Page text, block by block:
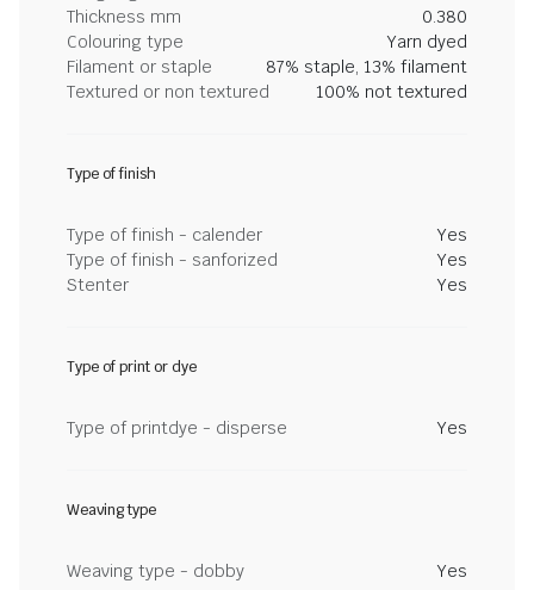
Thickness mm
0.380
Colouring type
Yarn dyed
Filament or staple
87% staple, 13% filament
Textured or non textured
100% not textured
Type of finish
Type of finish - calender
Yes
Type of finish - sanforized
Yes
Stenter
Yes
Type of print or dye
Type of printdye - disperse Yes
Weaving type
Weaving type - dobby Yes